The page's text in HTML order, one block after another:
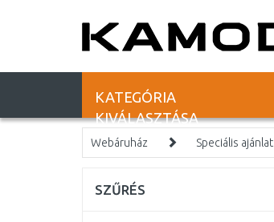
KATEGÓRIA
KIVÁLASZTÁSA
Webáruház Speciális ajánlat
SZŰRÉS